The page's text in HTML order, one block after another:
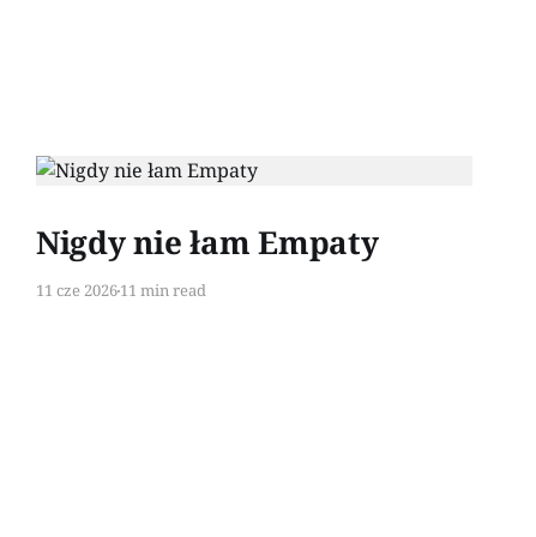
Nigdy nie łam Empaty
11 cze 202611 min read